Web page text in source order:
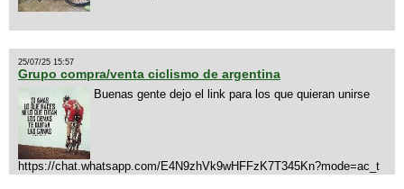
25/07/25 15:57
Grupo compra/venta ciclismo de argentina
Buenas gente dejo el link para los que quieran unirse
https://chat.whatsapp.com/E4N9zhVk9wHFFzK7T345Kn?mode=ac_t